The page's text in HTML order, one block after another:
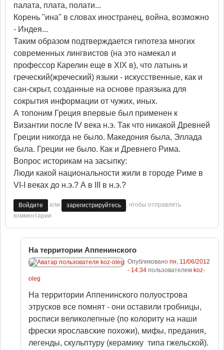
палата, плата, полати...
Корень "ина" в словах иностранец, война, возможно
- Индея...
Таким образом подтверждается гипотеза многих
современных лингвистов (на это намекал и
профессор Карелин еще в XIX в), что латынь и
греческий(жреческий) языки - искусственные, как и
сан-скрыт, созданные на основе праязыка для
сокрытия информации от чужих, иных.
А топоним Греция впервые был применен к
Византии после IV века н.э. Так что никакой Древней
Греции никогда не было. Македония была, Эллада
была. Греции не было. Как и Древнего Рима.
Вопрос историкам на засыпку:
Люди какой национальности жили в городе Риме в
VI-I веках до н.э.? А в III в н.э.?
Войдите или зарегистрируйтесь
, чтобы отправлять
комментарии
На территории Аппенинского
Опубликовано пн, 11/06/2012
- 14:34пользователем koz-
oleg
На территории Аппенинского полуострова
этрусков все помнят - они оставили гробницы,
росписи великолепные (по колориту на наши
фрески ярославские похожи), мифы, предания,
легенды, скульптуру (керамику типа гжельской).